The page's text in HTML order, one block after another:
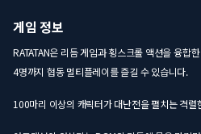
게임 정보
RATATAN은 리듬 게임과 횡스크롤 액션을 융합
4명까지 협동 멀티플레이를 즐길 수 있습니다.
100마리 이상의 캐릭터가 대난전을 펼치는 격렬